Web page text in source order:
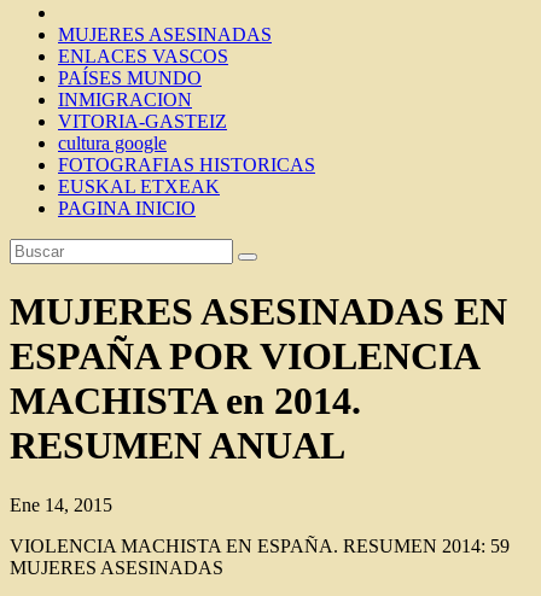
MUJERES ASESINADAS
ENLACES VASCOS
PAÍSES MUNDO
INMIGRACION
VITORIA-GASTEIZ
cultura google
FOTOGRAFIAS HISTORICAS
EUSKAL ETXEAK
PAGINA INICIO
MUJERES ASESINADAS EN
ESPAÑA POR VIOLENCIA
MACHISTA en 2014.
RESUMEN ANUAL
Ene 14, 2015
VIOLENCIA MACHISTA EN ESPAÑA. RESUMEN 2014: 59
MUJERES ASESINADAS